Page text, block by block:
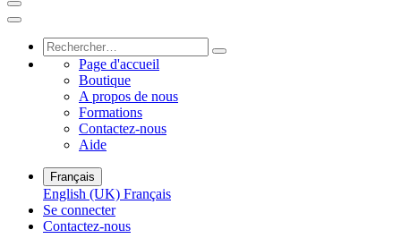
Page d'accueil
Boutique
A propos de nous
Formations
Contactez-nous
Aide
Français
English (UK) Français
Se connecter
Contactez-nous